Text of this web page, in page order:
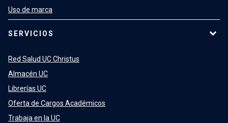
Uso de marca
SERVICIOS
Red Salud UC Christus
Almacén UC
Librerías UC
Oferta de Cargos Académicos
Trabaja en la UC